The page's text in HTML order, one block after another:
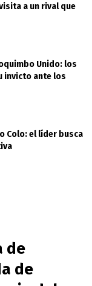
a un rival que
Unido: los
invicto ante los
Colo: el líder busca
de
de